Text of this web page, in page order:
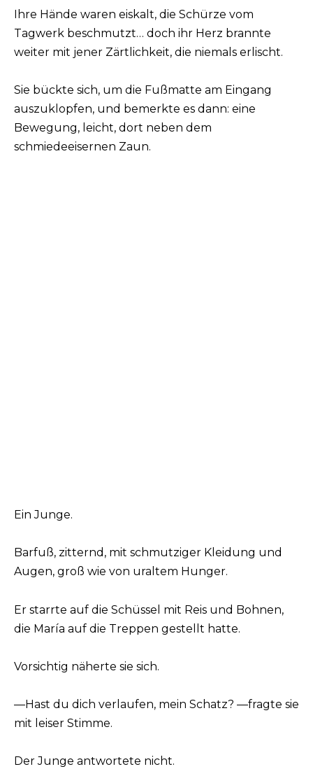
Ihre Hände waren eiskalt, die Schürze vom
Tagwerk beschmutzt… doch ihr Herz brannte
weiter mit jener Zärtlichkeit, die niemals erlischt.
Sie bückte sich, um die Fußmatte am Eingang
auszuklopfen, und bemerkte es dann: eine
Bewegung, leicht, dort neben dem
schmiedeeisernen Zaun.
Ein Junge.
Barfuß, zitternd, mit schmutziger Kleidung und
Augen, groß wie von uraltem Hunger.
Er starrte auf die Schüssel mit Reis und Bohnen,
die María auf die Treppen gestellt hatte.
Vorsichtig näherte sie sich.
—Hast du dich verlaufen, mein Schatz? —fragte sie
mit leiser Stimme.
Der Junge antwortete nicht.